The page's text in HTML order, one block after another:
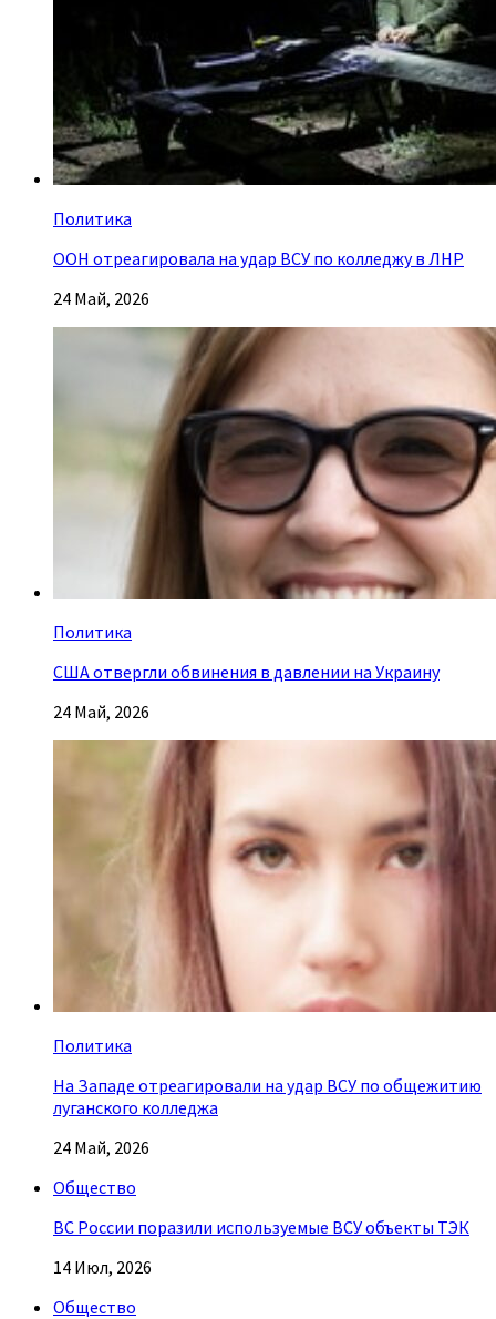
Политика
ООН отреагировала на удар ВСУ по колледжу в ЛНР
24 Май, 2026
Политика
США отвергли обвинения в давлении на Украину
24 Май, 2026
Политика
На Западе отреагировали на удар ВСУ по общежитию
луганского колледжа
24 Май, 2026
Общество
ВС России поразили используемые ВСУ объекты ТЭК
14 Июл, 2026
Общество